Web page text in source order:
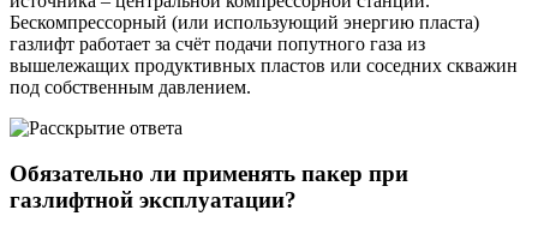
Бескомпрессорный (или использующий энергию пласта)
газлифт работает за счёт подачи попутного газа из
вышележащих продуктивных пластов или соседних скважин
под собственным давлением.
Обязательно ли применять пакер при
газлифтной эксплуатации?